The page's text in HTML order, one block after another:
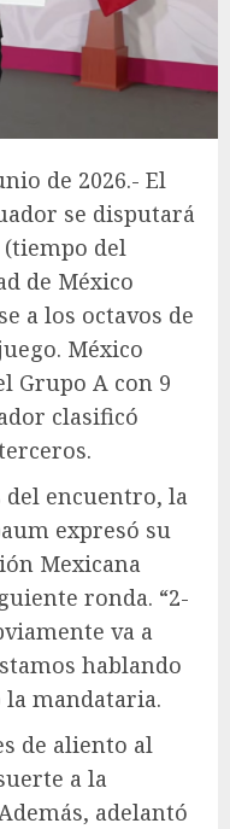
de 2026.- El
se disputará
(tiempo del
de México
a los octavos de
México
Grupo A con 9
clasificó
del encuentro, la
expresó su
Mexicana
ronda. “2-
va a
hablando
la mandataria.
de aliento al
a la
adelantó